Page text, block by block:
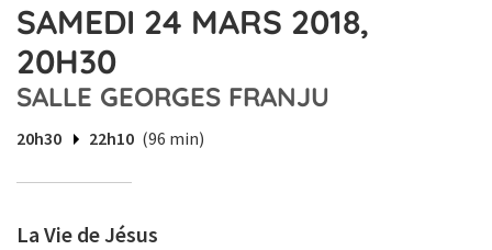
SAMEDI 24 MARS 2018,
20H30
SALLE GEORGES FRANJU
20h30 22h10 (96 min)
La Vie de Jésus